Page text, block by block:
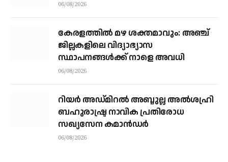
06/08/2026
കേരളത്തില്‍ മഴ ശക്തമാവും: അഞ്ച്
ജില്ലകളിലെ വിദ്യാഭ്യാസ
സ്ഥാപനങ്ങള്‍ക്ക് നാളെ അവധി
06/08/2026
റിയര്‍ അഡ്മിറല്‍ അബ്ദുല്ല അല്‍ശഹ്രി
ബഹുരാഷ്ട്ര നാവിക പ്രതിരോധ
സഖ്യസേന കമാന്‍ഡര്‍
06/08/2026